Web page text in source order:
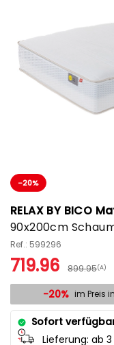
-20%
RELAX BY BICO
90x200cm
Ref.: 599296
719.96 899.95(A)
-20% im Preis
Sofort
Lieferung: ab